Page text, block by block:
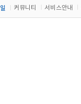
커뮤니티 서비스안내